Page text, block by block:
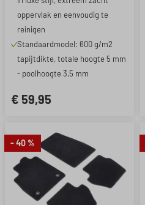
oppervlak en eenvoudig te
reinigen
Standaardmodel: 600 g/m2
tapijtdikte, totale hoogte 5 mm
- poolhoogte 3,5 mm
€ 59,95
- 40 %